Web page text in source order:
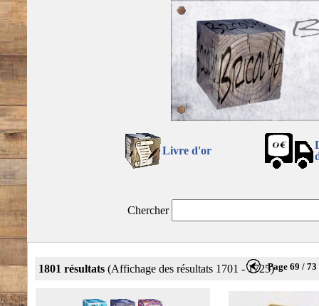
Livre d'or
Chercher
1801 résultats (Affichage des résultats 1701 - 1725)Page 69 / 73